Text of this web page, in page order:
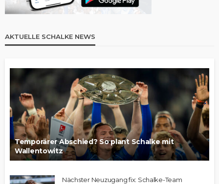
AKTUELLE SCHALKE NEWS
Temporärer Abschied? So plant Schalke mit
Wallentowitz
Nächster Neuzugang fix: Schalke-Team